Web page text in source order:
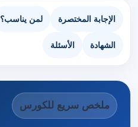
الإجابة المختصرة لمن يناسب؟
الشهادة الأسئلة
ملخص سريع للكورس